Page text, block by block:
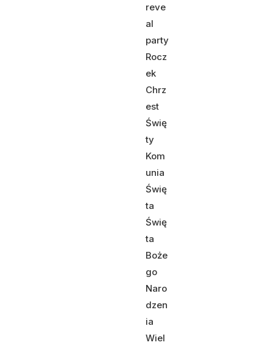
reve
al
party
Rocz
ek
Chrz
est
Świę
ty
Kom
unia
Świę
ta
Świę
ta
Boże
go
Naro
dzen
ia
Wiel